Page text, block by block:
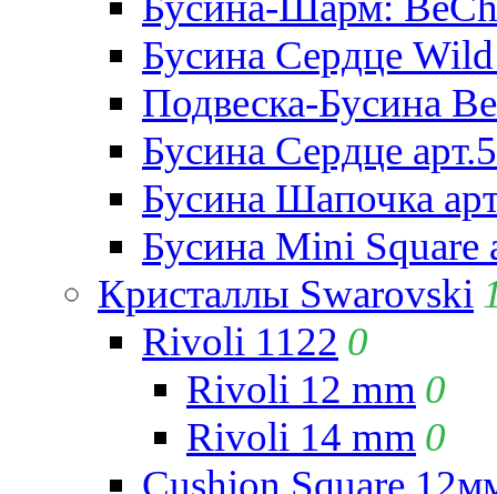
Бусина Сердце
Подвеска-Бусина
Бусина Сердце
Бусина Шапочка
Бусина Mini Square
Кристаллы Swarovski
Rivoli 1122 0
Rivoli 12 mm 0
Rivoli 14 mm 0
Cushion Square